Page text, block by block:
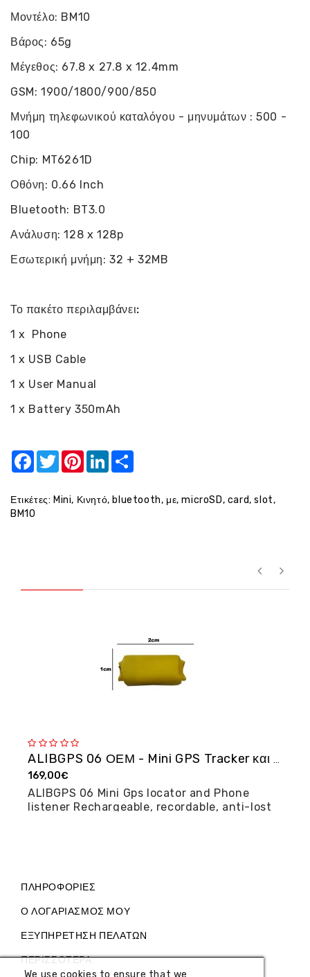
Μοντέλο: BM10
Βάρος: 65g
Μέγεθος: 67.8 x 27.8 x 12.4mm
GSM: 1900/1800/900/850
Μνήμη τηλεφωνικού καταλόγου - μηνυμάτων : 500 -
100
Chip: MT6261D
Οθόνη: 0.66 Inch
Bluetooth: BT3.0
Ανάλυση: 128 x 128p
Εσωτερική μνήμη: 32 + 32MB
Το πακέτο περιλαμβάνει:
1 x Phone
1 x USB Cable
1 x User Manual
1 x Battery 350mAh
Facebook
TwitterPinterestLinkedIn
Ετικέτες: Mini, Κινητό,bluetooth, με,microSD, card,slot,
BM10
ALIBGPS 06 ΟΕΜ - Mini GPS Tracker και φω�...
169,00€
ALIBGPS 06 Mini Gps locator and Phone
listener Rechargeable, recordable, anti-lost
ΠΛΗΡΟΦΟΡΊΕΣ
Ο ΛΟΓΑΡΙΑΣΜΌΣ ΜΟΥ
ΕΞΥΠΗΡΈΤΗΣΗ ΠΕΛΑΤΏΝ
ΠΕΡΙΣΣΌΤΕΡΑ
We use cookies to ensure that we